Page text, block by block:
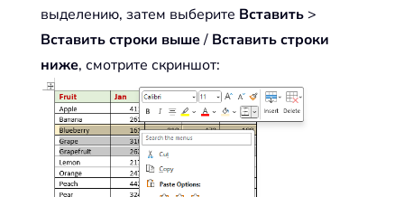
выделению, затем выберите Вставить >
Вставить строки выше/ Вставить строки
ниже, смотрите скриншот: